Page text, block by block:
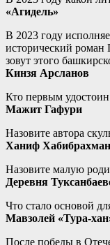
«Агидель»
В 2023 году
исторический роман
зовут этого
Кинзя Арсланов
Кто первым
Мажит Гафури
Назовите автора
Ханиф
Назовите малую
Деревня
Что стало основой
Мавзолей «Тура-
После победы в